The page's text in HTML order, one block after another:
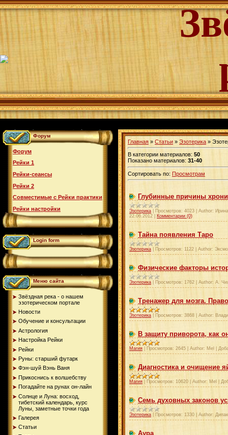
Форум
Форум
Рейки 1
Рейки-сеансы
Рейки 2
Совместимые с Рейки практики
Рейки настройки
Login form
Меню сайта
Звёздная река - о нашем
эзотерическом портале
Новости
Обучение и консультации
Астрология
Настройка Рейки
Рейки
Руны: старший футарк
Фэн-шуй Вэнь Ваня
Прикоснись к волшебству
Погадайте на рунах oн-лайн
Солнце и Луна: восход,
тибетский календарь, курс
Луны, заметные точки года
Галерея
Статьи
Главная » Статьи » Эзотерика »
В категории материалов: 50
Показано материалов: 31-40
Сортировать по: Просмотрам
Глубинные причины
Эзотерика Просмотров: 4023 Author:
22.06.2012
Комментарии (0)
Тайна появления Таро
Эзотерика Просмотров: 1122 Author: Эксмо
Физические факторы
Эзотерика Просмотров: 1762 Author: А.
Тренажер для мозга.
Эзотерика Просмотров: 3868 Author:
В защиту приворота, как
Магия Просмотров: 2645 Author: Mel
Диагностика и очищение
Магия Просмотров: 10620 Author: Mel
Семь духовных законов
Эзотерика Просмотров: 1330 Author:
Аура